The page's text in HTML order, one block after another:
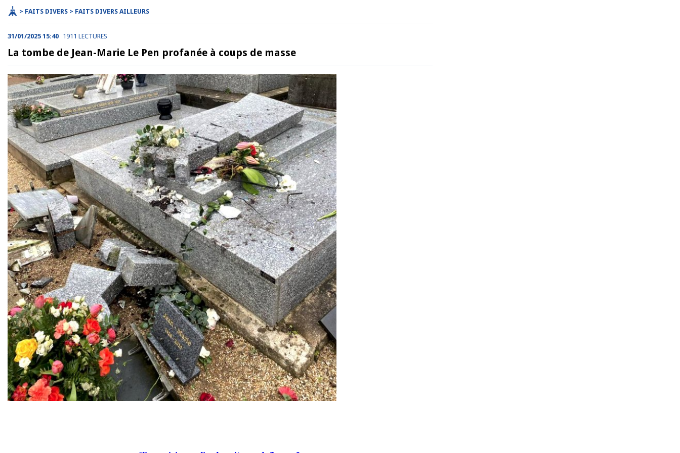
> FAITS DIVERS > FAITS DIVERS AILLEURS
31/01/2025 15:40 1911 LECTURES
La tombe de Jean-Marie Le Pen profanée à coups de masse